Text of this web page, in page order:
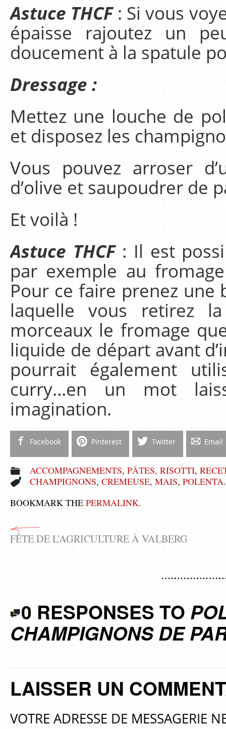
Astuce THCF: Si vous
épaisse rajoutez un
doucement à la spatule
Dressage :
Mettez une louche de
et disposez les
Vous pouvez arroser
d’olive et saupoudrer de
Et voilà !
Astuce THCF : Il est
par exemple au
Pour ce faire prenez une
laquelle vous retirez
morceaux le fromage
liquide de départ avant
pourrait également
curry…en un mot
imagination.
Facebook Pinterest Twitter Email
ACCOMPAGNEMENTS, PÂTES, RISOTTI,
CHAMPIGNONS, CREMEUSE, MAIS, POLENTA.
BOOKMARK THE PERMALINK.
FÊTE DE L’AGRICULTURE À VALBERG
0 RESPONSES TO
CHAMPIGNONS DE
LAISSER UN
VOTRE ADRESSE DE MESSAGERIE